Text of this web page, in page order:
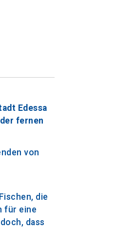
Edessa
fernen
von
die
für eine
dass